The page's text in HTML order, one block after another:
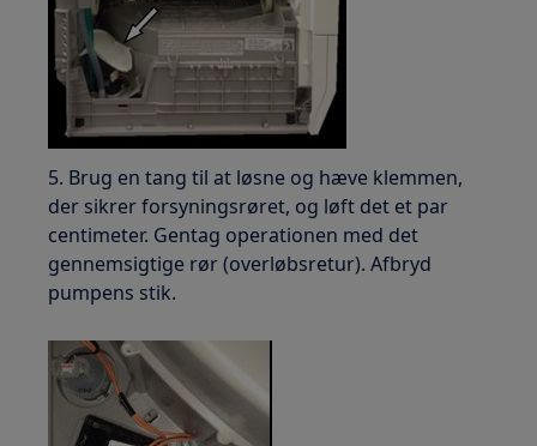
5. Brug en tang til at løsne og hæve klemmen,
der sikrer forsyningsrøret, og løft det et par
centimeter. Gentag operationen med det
gennemsigtige rør (overløbsretur). Afbryd
pumpens stik.